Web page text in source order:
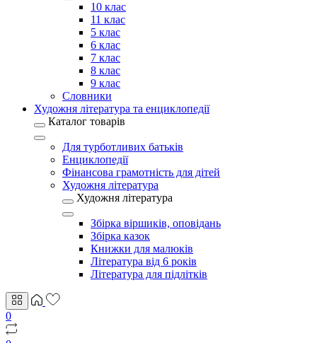
10 клас
11 клас
5 клас
6 клас
7 клас
8 клас
9 клас
Словники
Художня література та енциклопедії
Каталог товарів
Для турботливих батьків
Енциклопедії
Фінансова грамотність для дітей
Художня література
Художня література
Збірка віршиків, оповідань
Збірка казок
Книжки для малюків
Література від 6 років
Література для підлітків
0